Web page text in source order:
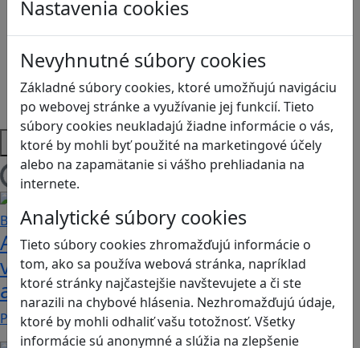
Nastavenia cookies
Nevyhnutné súbory cookies
Základné súbory cookies, ktoré umožňujú navigáciu
po webovej stránke a využívanie jej funkcií. Tieto
súbory cookies neukladajú žiadne informácie o vás,
ktoré by mohli byť použité na marketingové účely
alebo na zapamätanie si vášho prehliadania na
internete.
Analytické súbory cookies
Tieto súbory cookies zhromažďujú informácie o
tom, ako sa používa webová stránka, napríklad
ktoré stránky najčastejšie navštevujete a či ste
narazili na chybové hlásenia. Nezhromažďujú údaje,
ktoré by mohli odhaliť vašu totožnosť. Všetky
informácie sú anonymné a slúžia na zlepšenie
Ľudské práva a tolerancia
Programovanie/Technika
Sociálne zručnosti a kooperácia
Strategické myslenie
Zdravie a pohyb
Platformy
Načítam blogy
Ako biele krvinky bojujú proti
vírusom a baktériám? Hra Bunky v
akcii je zábavnou lekciou o imunite
Pod názvom Bunky v akcii sa skrýva mobilná akčná…